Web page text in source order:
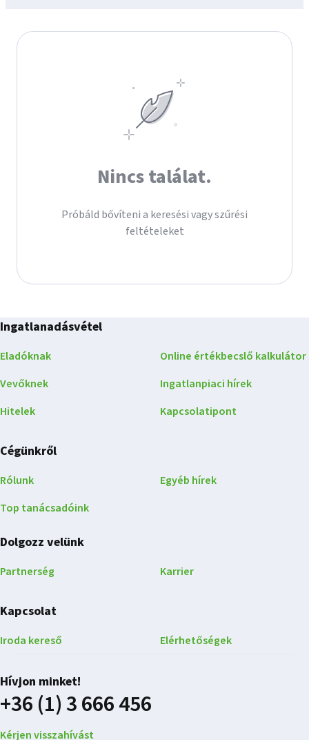
Nincs találat.
Próbáld bővíteni a keresési vagy szűrési
feltételeket
Ingatlanadásvétel
Eladóknak
Vevőknek
Hitelek
Online értékbecslő kalkulátor
Ingatlanpiaci hírek
Kapcsolatipont
Cégünkről
Rólunk
Top tanácsadóink
Egyéb hírek
Dolgozz velünk
Partnerség Karrier
Kapcsolat
Iroda kereső Elérhetőségek
Hívjon minket!
+36 (1) 3 666 456
Kérjen visszahívást